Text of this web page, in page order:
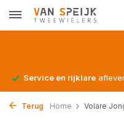
Service en rijklare
Terug Home Volare